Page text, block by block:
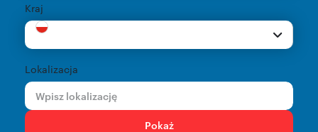
Kraj
Lokalizacja
Pokaż